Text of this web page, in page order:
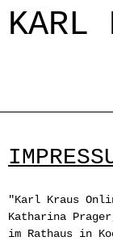
KARL
"Karl Kraus
Katharina
im Rathaus in